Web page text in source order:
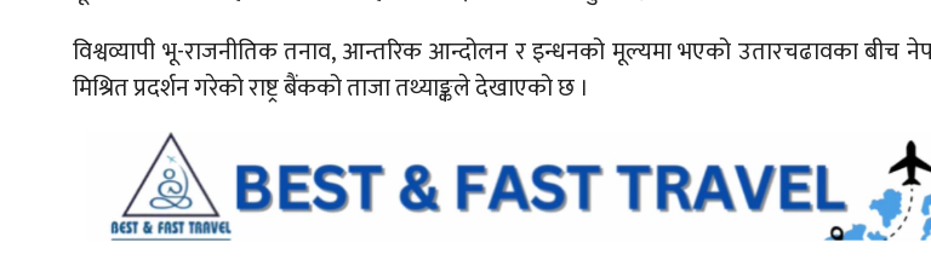
विश्वव्यापी भू-राजनीतिक तनाव, आन्तरिक आन्दोलन र इन्धनको मूल्यमा भएको उतारचढावका बीच
मिश्रित प्रदर्शन गरेको राष्ट्र बैंकको ताजा तथ्याङ्कले देखाएको छ ।